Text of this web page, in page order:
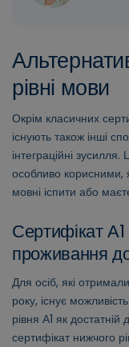
рівні мови
Окрім класичних
існують також інші
інтеграційні
особливо корисними,
мовні іспити або
Сертифікат
проживання
Для осіб, які
року, існує
рівня А1 як
сертифікат нижчого